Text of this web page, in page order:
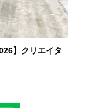
】クリエイタ